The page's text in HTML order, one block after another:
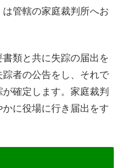
管轄の家庭裁判所へお
類と共に失踪の届出を
者の公告をし、それで
確定します。家庭裁判
に役場に行き届出をす